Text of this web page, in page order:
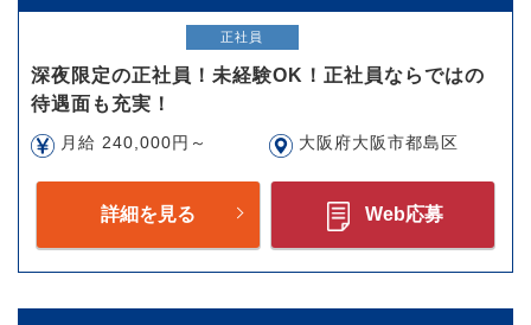
正社員
深夜限定の正社員！未経験OK！正社員ならではの
待遇面も充実！
月給 240,000円～ 大阪府大阪市都島区
詳細を見る Web応募